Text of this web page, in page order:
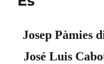
Josep Pàmies
José Luis